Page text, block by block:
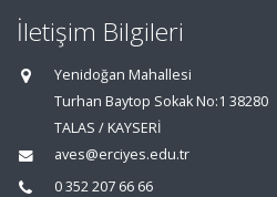
İletişim Bilgileri
Yenidoğan Mahallesi
Turhan Baytop Sokak No:1 38280
TALAS / KAYSERİ
aves@erciyes.edu.tr
0 352 207 66 66